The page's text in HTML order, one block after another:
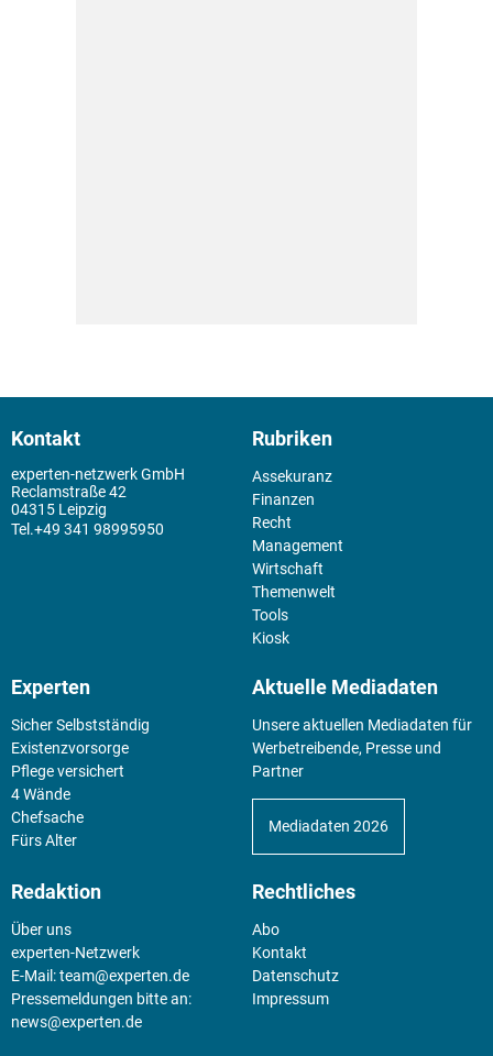
Kontakt
experten-netzwerk GmbH
Reclamstraße 42
04315 Leipzig
+49 341 98995950
Rubriken
Assekuranz
Finanzen
Recht
Management
Wirtschaft
Themenwelt
Tools
Kiosk
Experten
Sicher Selbstständig
Existenz­vorsorge
Pflege versichert
4 Wände
Chefsache
Fürs Alter
Aktuelle Mediadaten
Unsere aktuellen Mediadaten für
Werbetreibende, Presse und
Partner
Mediadaten 2026
Redaktion
Über uns
experten-Netzwerk
E-Mail:team@experten.de
Pressemeldungen bitte an:
news@experten.de
Rechtliches
Abo
Kontakt
Datenschutz
Impressum